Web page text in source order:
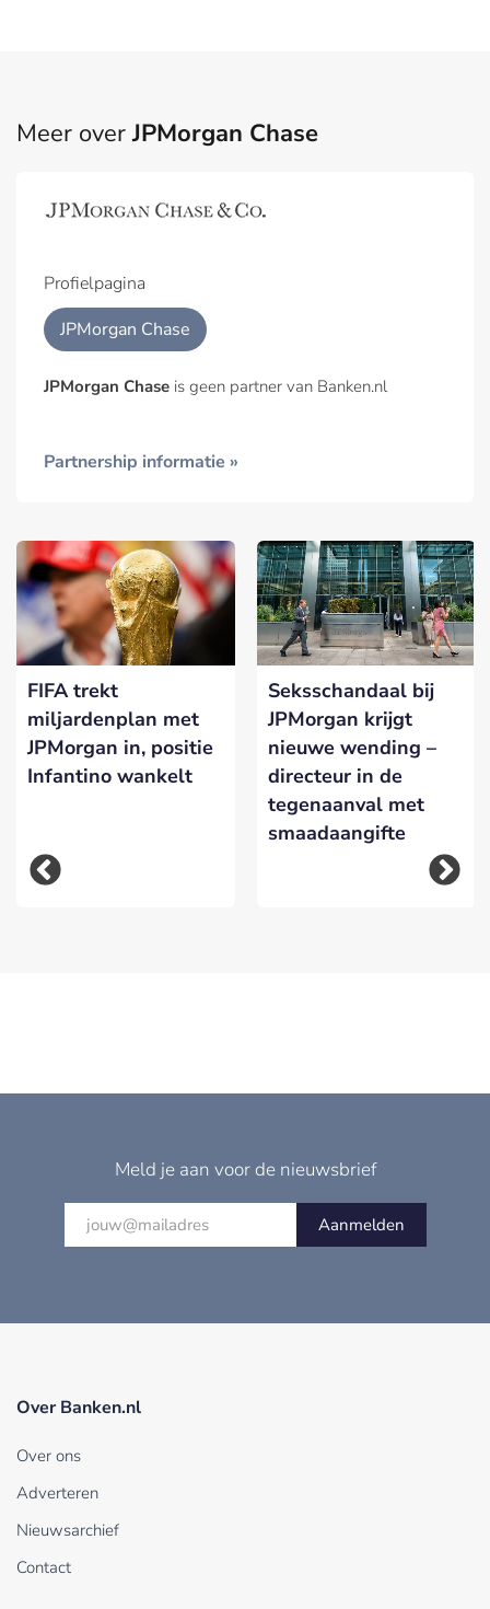
Meer overJPMorgan Chase
Profielpagina
JPMorgan Chase
JPMorgan Chase is geen partner van Banken.nl
Partnership informatie »
FIFA trekt
miljardenplan met
JPMorgan in, positie
Infantino wankelt
Seksschandaal bij
JPMorgan krijgt
nieuwe wending –
directeur in de
tegenaanval met
smaadaangifte
Meld je aan voor de nieuwsbrief
Aanmelden
Over Banken.nl
Over ons
Adverteren
Nieuwsarchief
Contact